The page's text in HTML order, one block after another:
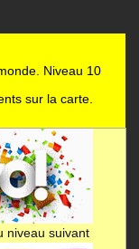
Niveau 10
sur la carte.
niveau suivant